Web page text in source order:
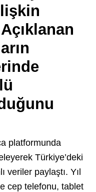
platformunda
Türkiye’deki
veriler paylaştı. Yıl
cep telefonu, tablet